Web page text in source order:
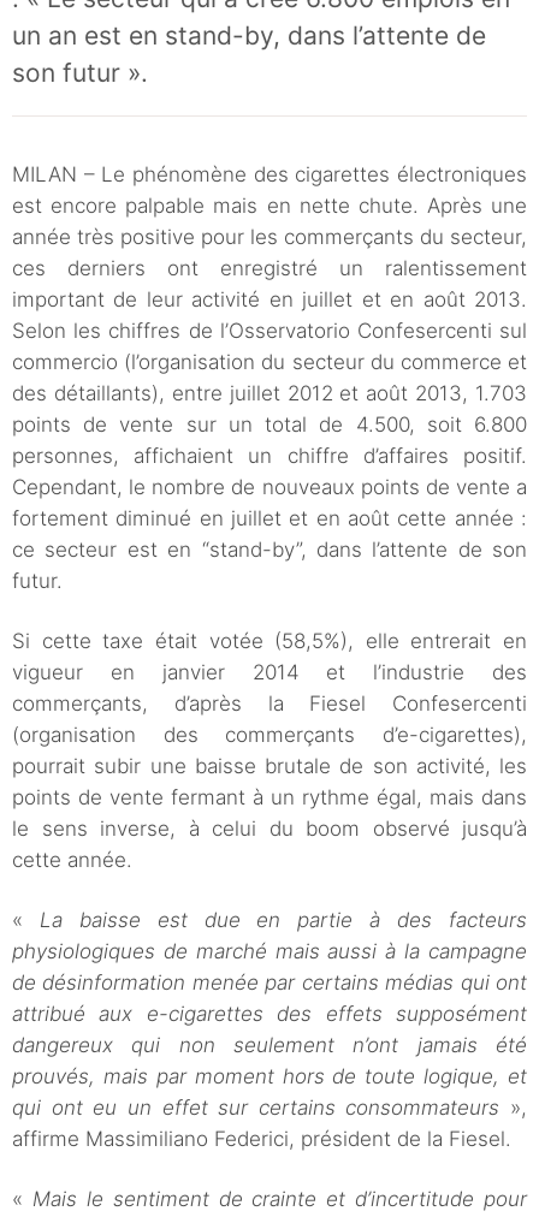
un an est en stand-by, dans l’attente de
son futur ».
MILAN – Le phénomène des cigarettes électroniques
est encore palpable mais en nette chute. Après une
année très positive pour les commerçants du secteur,
ces derniers ont enregistré un ralentissement
important de leur activité en juillet et en août 2013.
Selon les chiffres de l’Osservatorio Confesercenti sul
commercio (l’organisation du secteur du commerce et
des détaillants), entre juillet 2012 et août 2013, 1.703
points de vente sur un total de 4.500, soit 6.800
personnes, affichaient un chiffre d’affaires positif.
Cependant, le nombre de nouveaux points de vente a
fortement diminué en juillet et en août cette année :
ce secteur est en “stand-by”, dans l’attente de son
futur.
Si cette taxe était votée (58,5%), elle entrerait en
vigueur en janvier 2014 et l’industrie des
commerçants, d’après la Fiesel Confesercenti
(organisation des commerçants d’e-cigarettes),
pourrait subir une baisse brutale de son activité, les
points de vente fermant à un rythme égal, mais dans
le sens inverse, à celui du boom observé jusqu’à
cette année.
« La baisse est due en partie à des facteurs
physiologiques de marché mais aussi à la campagne
de désinformation menée par certains médias qui ont
attribué aux e-cigarettes des effets supposément
dangereux qui non seulement n’ont jamais été
prouvés, mais par moment hors de toute logique, et
qui ont eu un effet sur certains consommateurs »,
affirme Massimiliano Federici, président de la Fiesel.
« Mais le sentiment de crainte et d’incertitude pour